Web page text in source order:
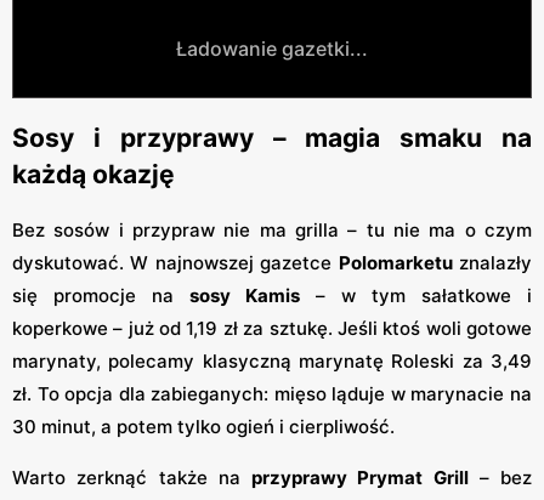
Ładowanie gazetki...
Sosy i przyprawy – magia smaku na
każdą okazję
Bez sosów i przypraw nie ma grilla – tu nie ma o czym
dyskutować. W najnowszej gazetce Polomarketuznalazły
się promocje na sosy Kamis – w tym sałatkowe i
koperkowe – już od 1,19 zł za sztukę. Jeśli ktoś woli gotowe
marynaty, polecamy klasyczną marynatę Roleski za 3,49
zł. To opcja dla zabieganych: mięso ląduje w marynacie na
30 minut, a potem tylko ogień i cierpliwość.
Warto zerknąć także na przyprawy Prymat Grill– bez